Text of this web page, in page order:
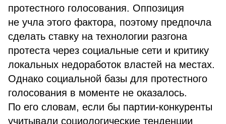
протестного голосования. Оппозиция
не учла этого фактора, поэтому предпочла
сделать ставку на технологии разгона
протеста через социальные сети и критику
локальных недоработок властей на местах.
Однако социальной базы для протестного
голосования в моменте не оказалось.
По его словам, если бы партии-конкуренты
учитывали социологические тенденции